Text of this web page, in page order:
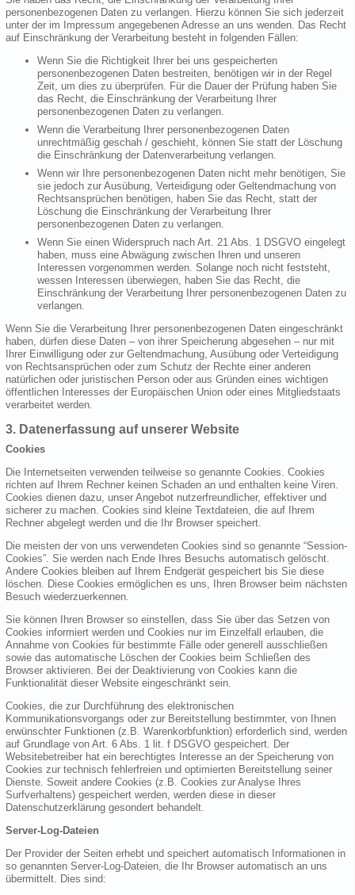
personenbezogenen Daten zu verlangen. Hierzu können Sie sich jederzeit
unter der im Impressum angegebenen Adresse an uns wenden. Das Recht
auf Einschränkung der Verarbeitung besteht in folgenden Fällen:
Wenn Sie die Richtigkeit Ihrer bei uns gespeicherten
personenbezogenen Daten bestreiten, benötigen wir in der Regel
Zeit, um dies zu überprüfen. Für die Dauer der Prüfung haben Sie
das Recht, die Einschränkung der Verarbeitung Ihrer
personenbezogenen Daten zu verlangen.
Wenn die Verarbeitung Ihrer personenbezogenen Daten
unrechtmäßig geschah / geschieht, können Sie statt der Löschung
die Einschränkung der Datenverarbeitung verlangen.
Wenn wir Ihre personenbezogenen Daten nicht mehr benötigen, Sie
sie jedoch zur Ausübung, Verteidigung oder Geltendmachung von
Rechtsansprüchen benötigen, haben Sie das Recht, statt der
Löschung die Einschränkung der Verarbeitung Ihrer
personenbezogenen Daten zu verlangen.
Wenn Sie einen Widerspruch nach Art. 21 Abs. 1 DSGVO eingelegt
haben, muss eine Abwägung zwischen Ihren und unseren
Interessen vorgenommen werden. Solange noch nicht feststeht,
wessen Interessen überwiegen, haben Sie das Recht, die
Einschränkung der Verarbeitung Ihrer personenbezogenen Daten zu
verlangen.
Wenn Sie die Verarbeitung Ihrer personenbezogenen Daten eingeschränkt
haben, dürfen diese Daten – von ihrer Speicherung abgesehen – nur mit
Ihrer Einwilligung oder zur Geltendmachung, Ausübung oder Verteidigung
von Rechtsansprüchen oder zum Schutz der Rechte einer anderen
natürlichen oder juristischen Person oder aus Gründen eines wichtigen
öffentlichen Interesses der Europäischen Union oder eines Mitgliedstaats
verarbeitet werden.
3. Datenerfassung auf unserer Website
Cookies
Die Internetseiten verwenden teilweise so genannte Cookies. Cookies
richten auf Ihrem Rechner keinen Schaden an und enthalten keine Viren.
Cookies dienen dazu, unser Angebot nutzerfreundlicher, effektiver und
sicherer zu machen. Cookies sind kleine Textdateien, die auf Ihrem
Rechner abgelegt werden und die Ihr Browser speichert.
Die meisten der von uns verwendeten Cookies sind so genannte “Session-
Cookies”. Sie werden nach Ende Ihres Besuchs automatisch gelöscht.
Andere Cookies bleiben auf Ihrem Endgerät gespeichert bis Sie diese
löschen. Diese Cookies ermöglichen es uns, Ihren Browser beim nächsten
Besuch wiederzuerkennen.
Sie können Ihren Browser so einstellen, dass Sie über das Setzen von
Cookies informiert werden und Cookies nur im Einzelfall erlauben, die
Annahme von Cookies für bestimmte Fälle oder generell ausschließen
sowie das automatische Löschen der Cookies beim Schließen des
Browser aktivieren. Bei der Deaktivierung von Cookies kann die
Funktionalität dieser Website eingeschränkt sein.
Cookies, die zur Durchführung des elektronischen
Kommunikationsvorgangs oder zur Bereitstellung bestimmter, von Ihnen
erwünschter Funktionen (z.B. Warenkorbfunktion) erforderlich sind, werden
auf Grundlage von Art. 6 Abs. 1 lit. f DSGVO gespeichert. Der
Websitebetreiber hat ein berechtigtes Interesse an der Speicherung von
Cookies zur technisch fehlerfreien und optimierten Bereitstellung seiner
Dienste. Soweit andere Cookies (z.B. Cookies zur Analyse Ihres
Surfverhaltens) gespeichert werden, werden diese in dieser
Datenschutzerklärung gesondert behandelt.
Server-Log-Dateien
Der Provider der Seiten erhebt und speichert automatisch Informationen in
so genannten Server-Log-Dateien, die Ihr Browser automatisch an uns
übermittelt. Dies sind: